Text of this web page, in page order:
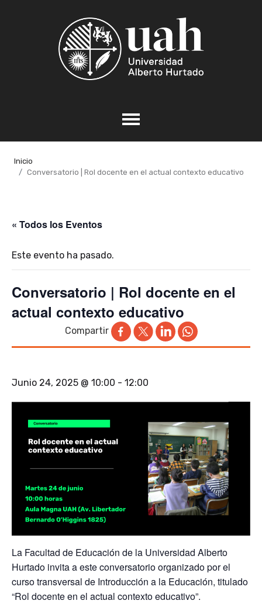
Inicio
Conversatorio | Rol docente en el actual contexto educativo
« Todos los Eventos
Este evento ha pasado.
Conversatorio | Rol docente en el
actual contexto educativo
Compartir
Junio 24, 2025 @ 10:00 - 12:00
La Facultad de Educación de la Universidad Alberto
Hurtado invita a este conversatorio organizado por el
curso transversal de Introducción a la Educación, titulado
“Rol docente en el actual contexto educativo”.